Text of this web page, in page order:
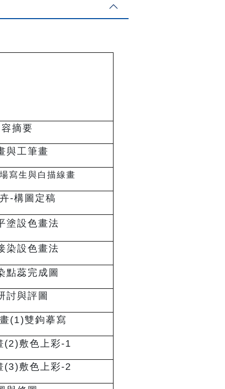
摘要
與工筆畫
寫生與白描線畫
-構圖定稿
塗設色畫法
染設色畫法
點蕊完成圖
討與評圖
(1)雙鉤摹寫
(2)敷色上彩-1
(3)敷色上彩-2